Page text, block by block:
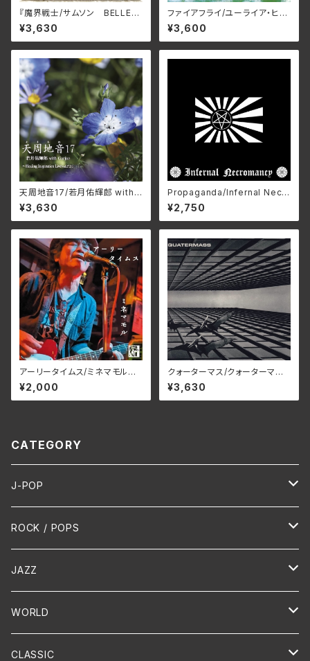
『魔界戦⼠/サムソン BELLE-2
64425(仕様:SHM-CD)
¥3,630
ファイアフライ/ユーライア・ヒー
プ BELLE-264388(仕様:SH
M-CD)
¥3,600
天周地音17/若月佑輝郎 with
Garjue TXTH-0043(仕様:
CD)
¥3,630
Propaganda/Infernal Necr
omancy ZDR-073(仕様:C
D)
¥2,750
アーリータイムス/ミネマモル
SSRC-010(仕様:CD)
¥2,000
クォーターマス/クォーターマ
ス BELLE-264426(仕様:SH
M-CD)
¥3,630
CATEGORY
J-POP
HR/HM
演歌 / 歌謡曲
PUNK/HARDCORE
Hip-Hop/Dancehall Reggae
ROCK / POPS
Oldies
HR/HM
JAZZ
Vocal
Piano
WORLD
HAWAIIAN
CLASSIC